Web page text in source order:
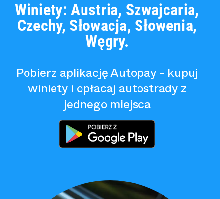
Winiety: Austria, Szwajcaria,
Czechy, Słowacja, Słowenia,
Węgry.
Pobierz aplikację Autopay - kupuj
winiety i opłacaj autostrady z
jednego miejsca